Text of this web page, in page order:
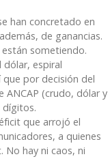
han concretado en
de ganancias.
sometiendo.
dólar, espiral
por decisión del
ANCAP (crudo, dólar y
dígitos.
que arrojó el
a quienes
No hay ni caos, ni